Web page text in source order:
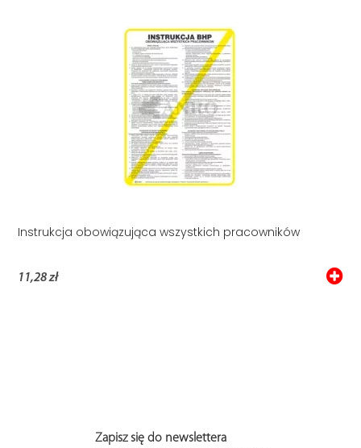
Instrukcja obowiązująca wszystkich pracowników
11,28 zł
Zapisz się do newslettera